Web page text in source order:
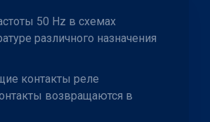
50 Hz в схемах
различного назначения
контакты реле
возвращаются в